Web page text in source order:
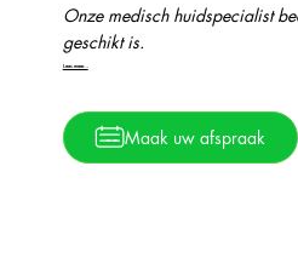
Onze medisch huidspecialist
geschikt is.
Lees meer…
Maak uw afspraak